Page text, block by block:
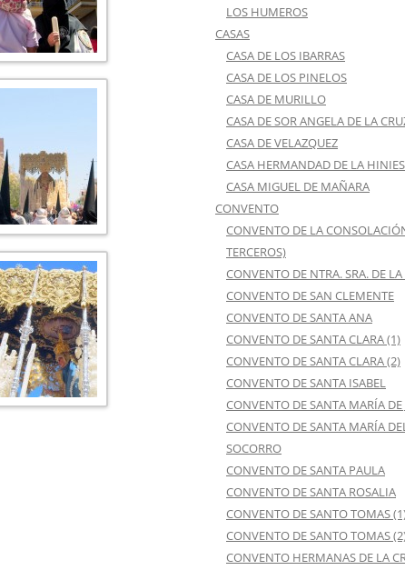
LOS HUMEROS
CASAS
CASA DE LOS IBARRAS
CASA DE LOS PINELOS
CASA DE MURILLO
CASA DE SOR ANGELA DE LA
CASA DE VELAZQUEZ
CASA HERMANDAD DE LA
CASA MIGUEL DE MAÑARA
CONVENTO
CONVENTO DE LA
TERCEROS)
CONVENTO DE NTRA. SRA. DE LA
CONVENTO DE SAN CLEMENTE
CONVENTO DE SANTA ANA
CONVENTO DE SANTA CLARA (1)
CONVENTO DE SANTA CLARA (2)
CONVENTO DE SANTA ISABEL
CONVENTO DE SANTA MARÍA DE
CONVENTO DE SANTA MARÍA
SOCORRO
CONVENTO DE SANTA PAULA
CONVENTO DE SANTA ROSALIA
CONVENTO DE SANTO TOMAS
CONVENTO DE SANTO TOMAS
CONVENTO HERMANAS DE LA